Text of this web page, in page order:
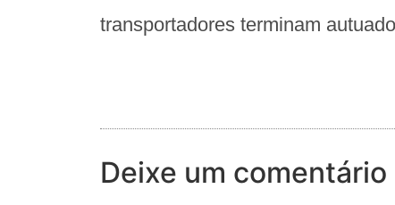
transportadores terminam
Deixe um comentário